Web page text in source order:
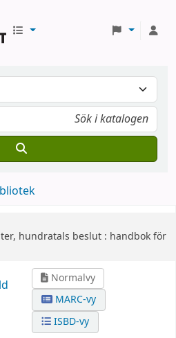
hundratals beslut : handbok för
Normalvy
MARC-vy
ISBD-vy